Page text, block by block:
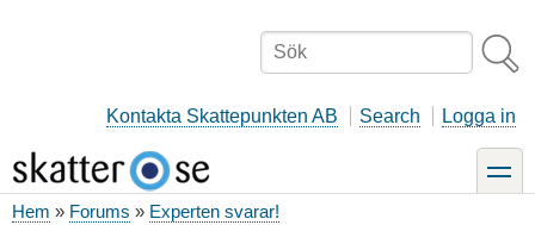
Sök
Kontakta Skattepunkten AB Search Logga in
toggle
Hem Forums Experten svarar!